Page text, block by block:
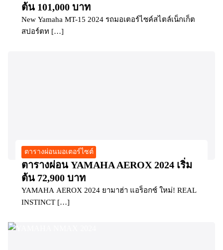
ต้น 101,000 บาท
New Yamaha MT-15 2024 รถมอเตอร์ไซค์สไตล์เน็กเก็ต
สปอร์ตท […]
ตารางผ่อนมอเตอร์ไซต์
ตารางผ่อน YAMAHA AEROX 2024 เริ่ม
ต้น 72,900 บาท
YAMAHA AEROX 2024 ยามาฮ่า แอร็อกซ์ ใหม่! REAL
INSTINCT […]